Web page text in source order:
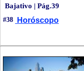
Bajativo | Pág.39
#38 Horóscopo